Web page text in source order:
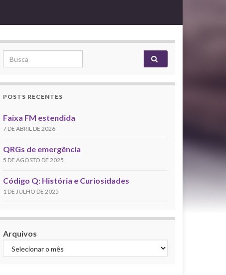
Search for:
POSTS RECENTES
Faixa FM estendida
7 DE ABRIL DE 2026
QRGs de emergência
5 DE AGOSTO DE 2025
Código Q: História e Curiosidades
1 DE JULHO DE 2025
Arquivos